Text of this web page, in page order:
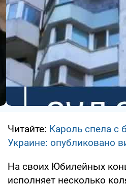
Читайте: Кароль спела с
Украине: опубликовано
На своих Юбилейных
исполняет несколько